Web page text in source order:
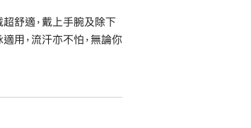
舒適，戴上手腕及除下
用，流汗亦不怕，無論你